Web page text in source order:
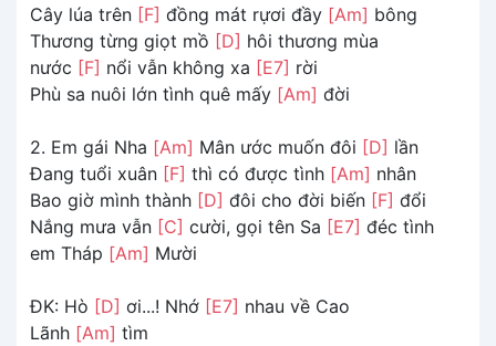
Cây lúa trên [F] đồng mát rựơi đầy [Am] bông
Thương từng giọt mồ [D] hôi thương mùa
nước [F] nổi vẫn không xa [E7] rời
Phù sa nuôi lớn tình quê mấy [Am] đời
2. Em gái Nha [Am] Mân ước muốn đôi [D] lần
Đang tuổi xuân [F] thì có được tình [Am] nhân
Bao giờ mình thành [D] đôi cho đời biến [F] đổi
Nắng mưa vẫn [C] cười, gọi tên Sa [E7] đéc tình
em Tháp [Am] Mười
ĐK: Hò [D] ơi...! Nhớ [E7] nhau về Cao
Lãnh [Am] tìm